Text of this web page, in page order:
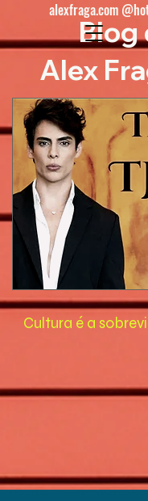
Cultura é a
Blog
Alex
alexfraga.com